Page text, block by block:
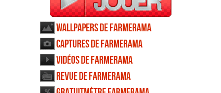
Wallpapers de Farmerama
Captures de Farmerama
Vidéos de Farmerama
Revue de Farmerama